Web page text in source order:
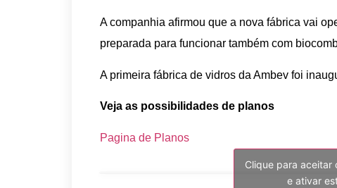
A companhia afirmou que a nova fábrica vai
preparada para funcionar também com
A primeira fábrica de vidros da Ambev foi
Veja as possibilidades de planos
Pagina de Planos
Clique para aceitar
e ativar